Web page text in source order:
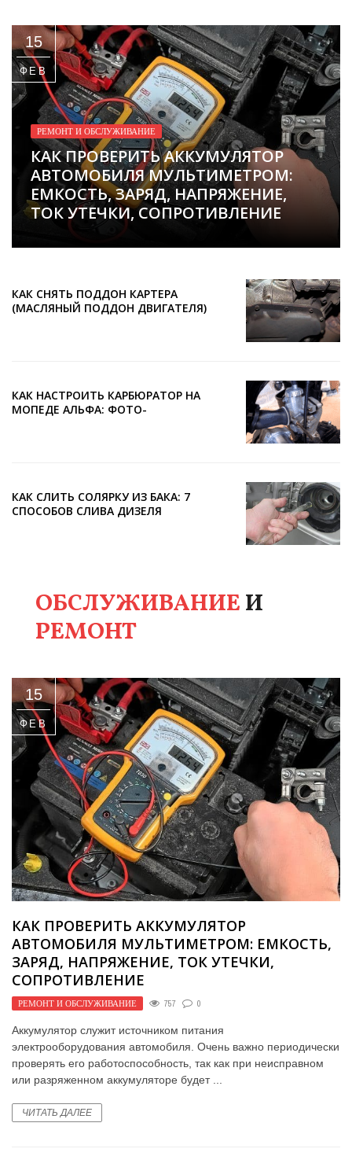
15
ФЕВ
РЕМОНТ И ОБСЛУЖИВАНИЕ
КАК ПРОВЕРИТЬ АККУМУЛЯТОР
АВТОМОБИЛЯ МУЛЬТИМЕТРОМ:
ЕМКОСТЬ, ЗАРЯД, НАПРЯЖЕНИЕ,
ТОК УТЕЧКИ, СОПРОТИВЛЕНИЕ
КАК СНЯТЬ ПОДДОН КАРТЕРА
(МАСЛЯНЫЙ ПОДДОН ДВИГАТЕЛЯ)
КАК НАСТРОИТЬ КАРБЮРАТОР НА
МОПЕДЕ АЛЬФА: ФОТО-
КАК СЛИТЬ СОЛЯРКУ ИЗ БАКА: 7
СПОСОБОВ СЛИВА ДИЗЕЛЯ
ОБСЛУЖИВАНИЕИ
РЕМОНТ
15
ФЕВ
КАК ПРОВЕРИТЬ АККУМУЛЯТОР
АВТОМОБИЛЯ МУЛЬТИМЕТРОМ: ЕМКОСТЬ,
ЗАРЯД, НАПРЯЖЕНИЕ, ТОК УТЕЧКИ,
СОПРОТИВЛЕНИЕ
РЕМОНТ И ОБСЛУЖИВАНИЕ 757 0
Аккумулятор служит источником питания
электрооборудования автомобиля. Очень важно периодически
проверять его работоспособность, так как при неисправном
или разряженном аккумуляторе будет ...
ЧИТАТЬ ДАЛЕЕ